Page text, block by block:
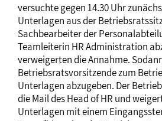
versuchte gegen 14.30 Uhr
Unterlagen aus der
Sachbearbeiter der
Teamleiterin HR Administration
verweigerten die Annahme.
Betriebsratsvorsitzende zum
Unterlagen abzugeben. Der
die Mail des Head of HR und
Unterlagen mit einem